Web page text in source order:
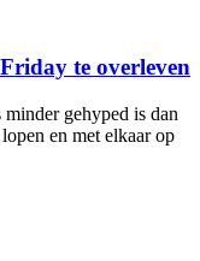
te overleven
gehyped is dan
en met elkaar op